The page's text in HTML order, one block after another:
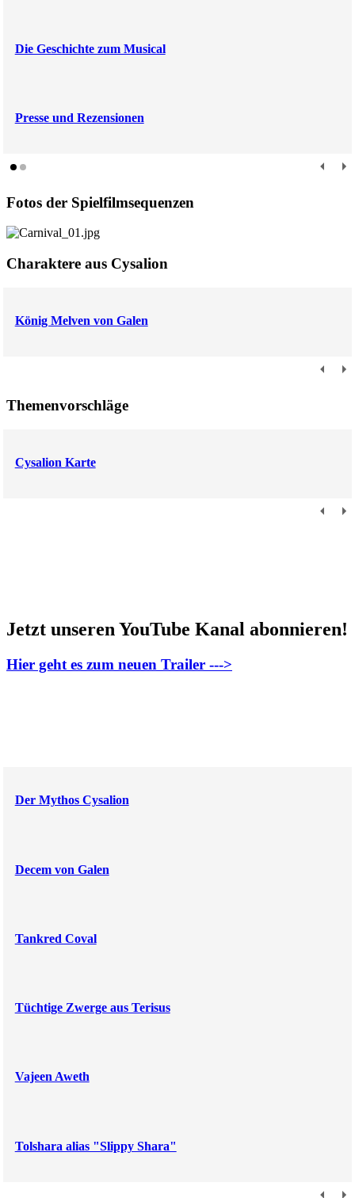
Die Geschichte zum Musical
Presse und Rezensionen
Fotos der Spielfilmsequenzen
Charaktere aus Cysalion
König Melven von Galen
Themenvorschläge
Cysalion Karte
Jetzt unseren YouTube Kanal abonnieren!
Hier geht es zum neuen Trailer --->
Der Mythos Cysalion
Decem von Galen
Tankred Coval
Tüchtige Zwerge aus Terisus
Vajeen Aweth
Tolshara alias "Slippy Shara"